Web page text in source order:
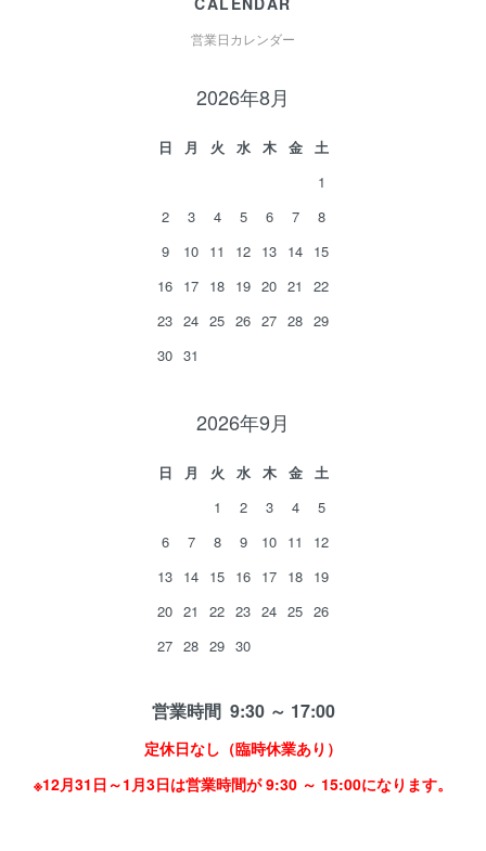
営業日カレンダー
2026年8月
日 月 火 水 木 金
土
1
2
3 4 5 6 7
8
9
10 11 12 13 14 15
16 17 18 19 20 21
22
23 24 25 26 27 28 29
30 31
2026年9月
日 月 火 水 木 金
土
1
2 3 4
5
6
7 8 9 10 11
12
13 14 15 16 17 18 19
20 21 22 23 24 25 26
27 28 29 30
営業時間 9:30 ～ 17:00
定休日なし（臨時休業あり）
※12月31日～1月3日は営業時間が 9:30 ～ 15:00になります。